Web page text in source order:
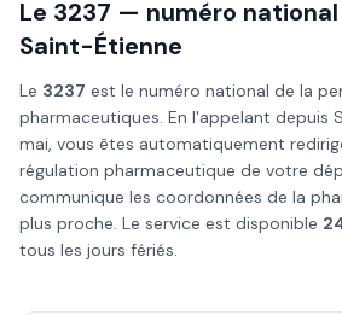
Le 3237 — numéro national
Saint-Étienne
Le 3237 est le numéro national de la
pharmaceutiques. En l'appelant depuis
mai, vous êtes automatiquement
régulation pharmaceutique de votre
communique les coordonnées de la
plus proche. Le service est disponible
tous les jours fériés.